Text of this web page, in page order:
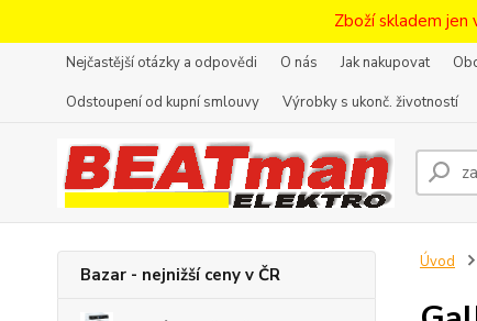
Zboží skladem jen
Nejčastější otázky a odpovědi O nás Jak nakupovat
Odstoupení od kupní smlouvy
Výrobky s ukonč. životností
Bazar - nejnižší ceny v ČR
Úvod